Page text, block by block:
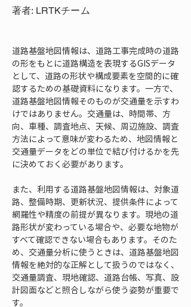
著者: LRTKチーム
道路基盤地図情報は、道路工事完成時の道路
の形をもとに道路構造を表現するGISデータ
として、道路の形状や構成要素を空間的に確
認するための基礎資料になります。一方で、
道路基盤地図情報そのものが交通量を示すわ
けではありません。交通量は、時間帯、方
向、車種、調査地点、天候、周辺施設、調査
方法によって意味が変わるため、地図情報と
交通量データをどの単位で結び付けるかを先
に決めておく必要があります。
また、利用する道路基盤地図情報は、対象道
路、整備時期、更新状況、提供条件によって
網羅性や精度の前提が異なります。現地の道
路形状が変わっている場合や、必要な地物が
すべて確認できない場合もあります。そのた
め、交通量分析に使うときは、道路基盤地図
情報を絶対的な正解として扱うのではなく、
交通量調査、現地確認、道路台帳、写真、設
計図面などと照合しながら使う姿勢が重要で
す。